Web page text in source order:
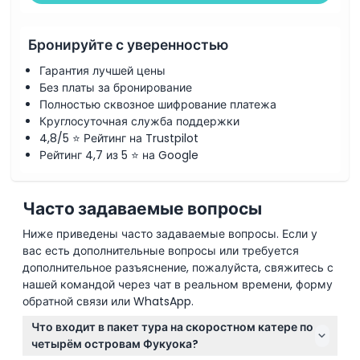
Бронируйте с уверенностью
Гарантия лучшей цены
Без платы за бронирование
Полностью сквозное шифрование платежа
Круглосуточная служба поддержки
4,8/5 ⭐ Рейтинг на Trustpilot
Рейтинг 4,7 из 5 ⭐ на Google
Часто задаваемые вопросы
Ниже приведены часто задаваемые вопросы. Если у
вас есть дополнительные вопросы или требуется
дополнительное разъяснение, пожалуйста, свяжитесь с
нашей командой через чат в реальном времени, форму
обратной связи или WhatsApp.
Что входит в пакет тура на скоростном катере по
четырём островам Фукуока?